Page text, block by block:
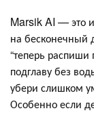
Marsik AI — это
на бесконечный
“теперь распиши
подглаву без
убери слишком
Особенно если